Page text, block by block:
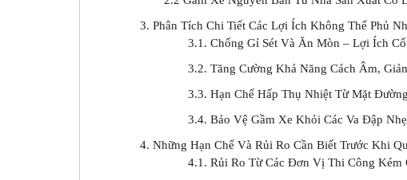
3. Phân Tích Chi Tiết Các Lợi Ích Không Thể Phủ
3.1. Chống Gỉ Sét Và Ăn Mòn – Lợi Ích
3.2. Tăng Cường Khả Năng Cách Âm,
3.3. Hạn Chế Hấp Thụ Nhiệt Từ Mặt Đường
3.4. Bảo Vệ Gầm Xe Khỏi Các Va Đập
4. Những Hạn Chế Và Rủi Ro Cần Biết Trước Khi
4.1. Rủi Ro Từ Các Đơn Vị Thi Công Kém